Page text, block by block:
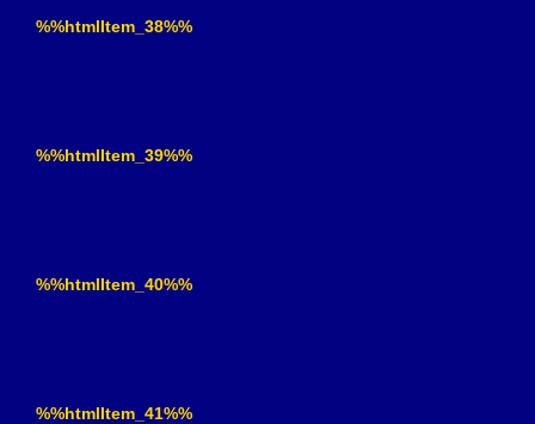
%%htmlItem_38%%
%%htmlItem_39%%
%%htmlItem_40%%
%%htmlItem_41%%